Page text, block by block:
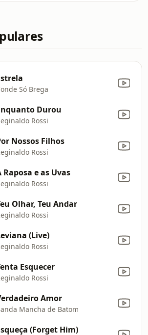
Só Brega
Durou
Rossi
Nossos Filhos
Rossi
Raposa e as Uvas
Rossi
Olhar, Teu Andar
Rossi
(Live)
Rossi
Esquecer
Rossi
Amor
Mancha de Batom
(Forget Him)